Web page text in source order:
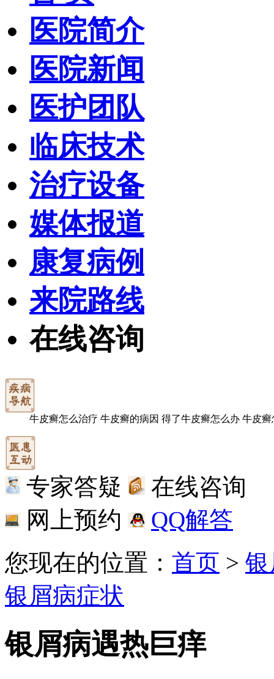
医院简介
医院新闻
医护团队
临床技术
治疗设备
媒体报道
康复病例
来院路线
在线咨询
牛皮癣怎么治疗 牛皮癣的病因 得了牛皮癣怎么办 牛皮癣
专家答疑
在线咨询
网上预约
QQ解答
您现在的位置： 首页 >
银屑病症状
银屑病遇热巨痒